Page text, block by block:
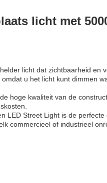
licht met
licht dat zichtbaarheid en
u het licht kunt dimmen
hoge kwaliteit van de
LED Street Light is de
commercieel of industrieel